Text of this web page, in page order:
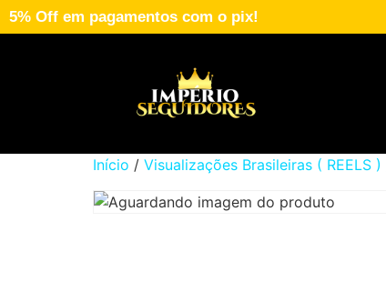
5% Off em pagamentos com o pix!
Início / Visualizações Brasileiras ( REELS )